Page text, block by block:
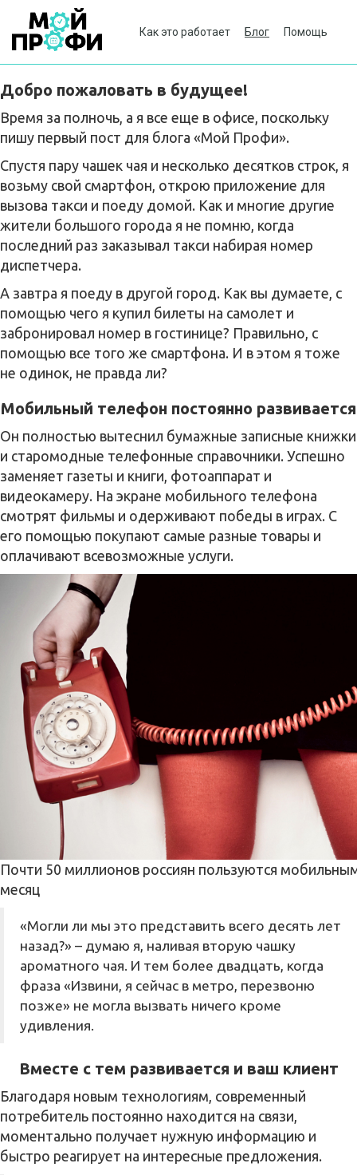
Как это работает Блог Помощь
Добро пожаловать в будущее!
Время за полночь, а я все еще в офисе, поскольку
пишу первый пост для блога «Мой Профи».
Спустя пару чашек чая и несколько десятков строк, я
возьму свой смартфон, открою приложение для
вызова такси и поеду домой. Как и многие другие
жители большого города я не помню, когда
последний раз заказывал такси набирая номер
диспетчера.
А завтра я поеду в другой город. Как вы думаете, с
помощью чего я купил билеты на самолет и
забронировал номер в гостинице? Правильно, с
помощью все того же смартфона. И в этом я тоже
не одинок, не правда ли?
Мобильный телефон постоянно развивается
Он полностью вытеснил бумажные записные книжки
и старомодные телефонные справочники. Успешно
заменяет газеты и книги, фотоаппарат и
видеокамеру. На экране мобильного телефона
смотрят фильмы и одерживают победы в играх. С
его помощью покупают самые разные товары и
оплачивают всевозможные услуги.
Почти 50 миллионов россиян пользуются
месяц
«Могли ли мы это представить всего десять лет
назад?» – думаю я, наливая вторую чашку
ароматного чая. И тем более двадцать, когда
фраза «Извини, я сейчас в метро, перезвоню
позже» не могла вызвать ничего кроме
удивления.
Вместе с тем развивается и ваш клиент
Благодаря новым технологиям, современный
потребитель постоянно находится на связи,
моментально получает нужную информацию и
быстро реагирует на интересные предложения.